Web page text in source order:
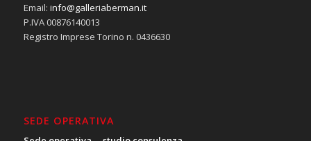
Email: info@galleriaberman.it
P.IVA 00876140013
Registro Imprese Torino n. 0436630
SEDE OPERATIVA